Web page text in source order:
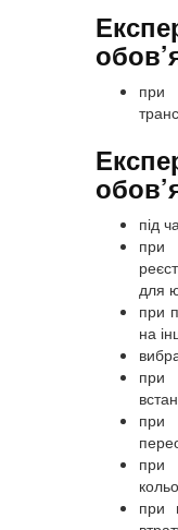
при
під
при
для
при
на
при
при
при
при